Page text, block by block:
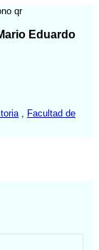
Eduardo
Facultad de